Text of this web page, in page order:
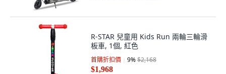
R-STAR 兒童用 Kids Run 兩輪三輪滑
板車, 1個, 紅色
首購折扣價 9%$2,168
$1,968